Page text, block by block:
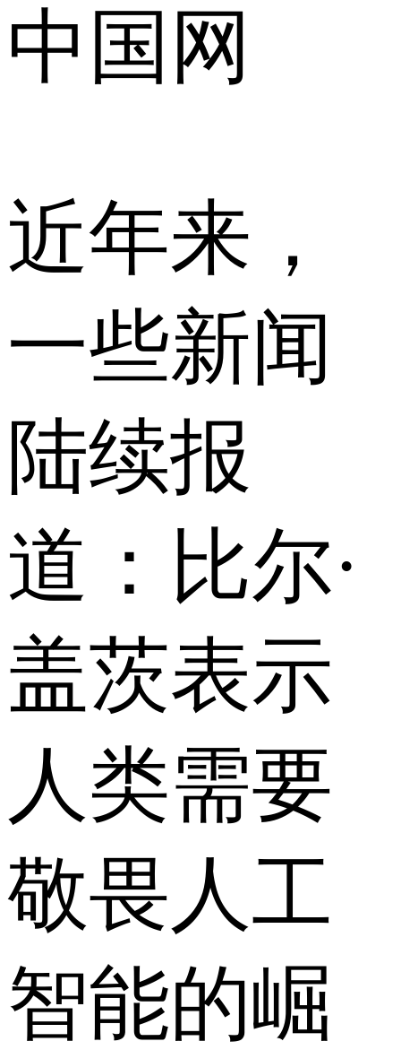
中国网
近年来，
一些新闻
陆续报
道：比尔·
盖茨表示
人类需要
敬畏人工
智能的崛